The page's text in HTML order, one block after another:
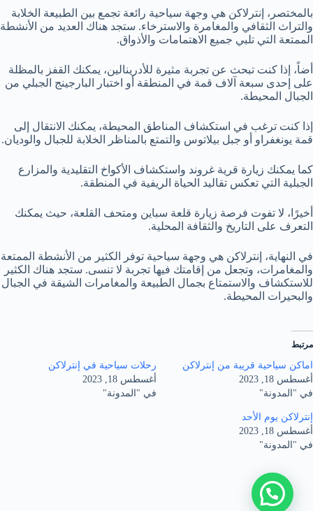
بالمختصر، إنترلاكن هي وجهة سياحية رائعة تجمع بين الطبيعة الخلابة
والتراث الثقافي والمغامرة والاسترخاء. ستجد هناك العديد من الأنشطة
الممتعة التي تلبي جميع الاهتمامات والأذواق.
أضاً، إذا كنت تبحث عن تجربة مثيرة للأدرينالين، يمكنك القفز بالمظلة
على إحدى سبعة آلاف قمة في المنطقة أو اختبار البارجينج الجبلي من
الجبال المحيطة.
إذا كنت ترغب في استكشاف المناطق المحيطة، يمكنك الانتقال إلى
قمة يونغفراو أو جبل بيلاتوس والتمتع بالمناظر الخلابة للجبال والوديان.
كما يمكنك زيارة قرية غروند واستكشاف الأكواخ التقليدية والمزارع
الجبلية التي تعكس تقاليد الحياة الريفية في المنطقة.
أخيرًا، لا تفوت فرصة زيارة قلعة سباين ومتحف القلعة، حيث يمكنك
التعرف على التاريخ والثقافة المحلية.
في النهاية، إنترلاكن هي وجهة سياحية توفر الكثير من الأنشطة الممتعة
والمغامرات، وتجعل من إقامتك فيها تجربة لا تنسى. ستجد هناك الكثير
للاستكشاف والاستمتاع بجمال الطبيعة والمغامرات الشيقة في الجبال
والبحيرات المحيطة.
مرتبط
اماكن سياحية قريبة من إنترلاكن
أغسطس 18, 2023
في "المدونة"
رحلات سياحية في إنترلاكن
أغسطس 18, 2023
في "المدونة"
إنترلاكن يوم الأحد
أغسطس 18, 2023
في "المدونة"